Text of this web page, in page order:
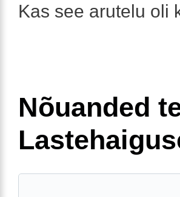
Kas see arutelu oli
Nõuanded